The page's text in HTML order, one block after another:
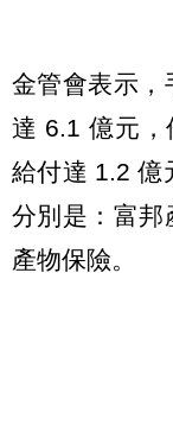
金管會表示，
達 6.1 億元
給付達 1.2 億
分別是：富邦
產物保險。